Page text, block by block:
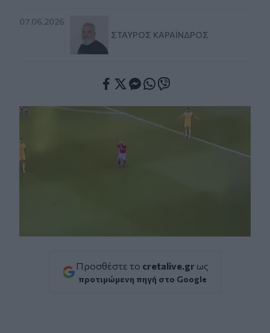
07.06.2026
ΣΤΑΎΡΟΣ ΚΑΡΑΪ́ΝΔΡΟΣ
Προσθέστε το cretalive.gr ως
προτιμώμενη πηγή στο Google